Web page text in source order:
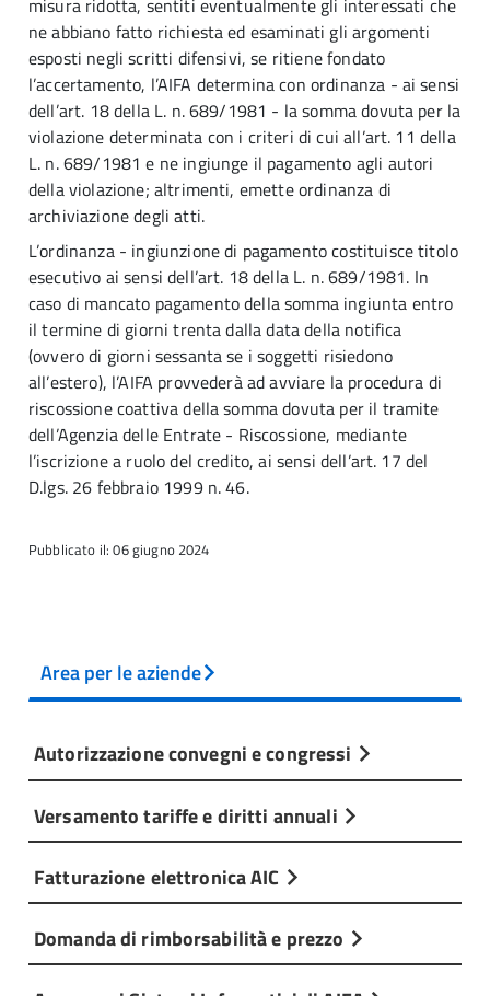
misura ridotta, sentiti eventualmente gli interessati che
ne abbiano fatto richiesta ed esaminati gli argomenti
esposti negli scritti difensivi, se ritiene fondato
l’accertamento, l’AIFA determina con ordinanza - ai sensi
dell’art. 18 della L. n. 689/1981 - la somma dovuta per la
violazione determinata con i criteri di cui all’art. 11 della
L. n. 689/1981 e ne ingiunge il pagamento agli autori
della violazione; altrimenti, emette ordinanza di
archiviazione degli atti.
L’ordinanza - ingiunzione di pagamento costituisce titolo
esecutivo ai sensi dell’art. 18 della L. n. 689/1981. In
caso di mancato pagamento della somma ingiunta entro
il termine di giorni trenta dalla data della notifica
(ovvero di giorni sessanta se i soggetti risiedono
all’estero), l’AIFA provvederà ad avviare la procedura di
riscossione coattiva della somma dovuta per il tramite
dell’Agenzia delle Entrate - Riscossione, mediante
l’iscrizione a ruolo del credito, ai sensi dell’art. 17 del
D.lgs. 26 febbraio 1999 n. 46.
Pubblicato il: 06 giugno 2024
Area per le aziende
Autorizzazione convegni e congressi
Versamento tariffe e diritti annuali
Fatturazione elettronica AIC
Domanda di rimborsabilità e prezzo